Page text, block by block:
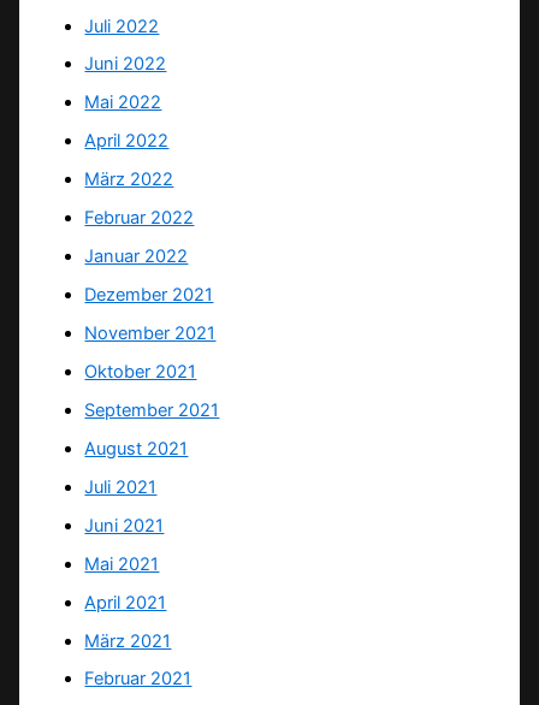
Juli 2022
Juni 2022
Mai 2022
April 2022
März 2022
Februar 2022
Januar 2022
Dezember 2021
November 2021
Oktober 2021
September 2021
August 2021
Juli 2021
Juni 2021
Mai 2021
April 2021
März 2021
Februar 2021